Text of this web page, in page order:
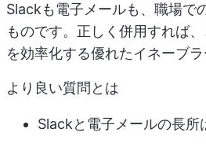
Slackも電子メールも、職場で
ものです。正しく併用すれば
を効率化する優れたイネーブラ
より良い質問とは
Slackと電子メールの長所